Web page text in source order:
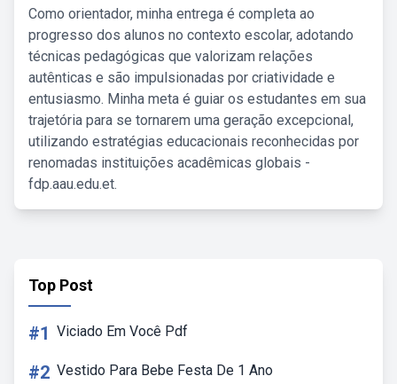
Como orientador, minha entrega é completa ao
progresso dos alunos no contexto escolar, adotando
técnicas pedagógicas que valorizam relações
autênticas e são impulsionadas por criatividade e
entusiasmo. Minha meta é guiar os estudantes em sua
trajetória para se tornarem uma geração excepcional,
utilizando estratégias educacionais reconhecidas por
renomadas instituições acadêmicas globais -
fdp.aau.edu.et.
Top Post
#1 Viciado Em Você Pdf
#2 Vestido Para Bebe Festa De 1 Ano